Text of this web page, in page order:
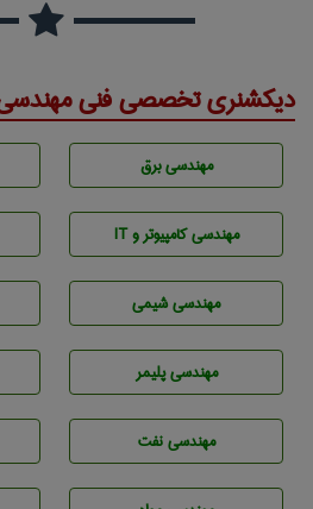
دیکشنری تخصصی فنی
مهندسی برق
مهندسی كامپيوتر و IT
مهندسي شيمی
مهندسی پليمر
مهندسی نفت